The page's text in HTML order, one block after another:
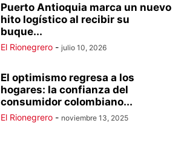
Puerto Antioquia marca un nuevo
hito logístico al recibir su
buque...
El Rionegrero - julio 10, 2026
El optimismo regresa a los
hogares: la confianza del
consumidor colombiano...
El Rionegrero - noviembre 13, 2025